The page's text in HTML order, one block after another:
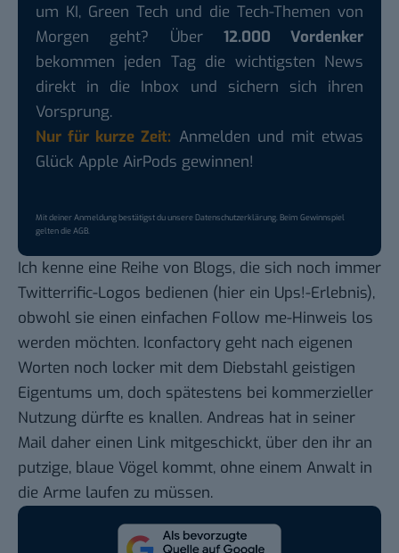
um KI, Green Tech und die Tech-Themen von
Morgen geht? Über 12.000 Vordenker
bekommen jeden Tag die wichtigsten News
direkt in die Inbox und sichern sich ihren
Vorsprung.
Nur für kurze Zeit: Anmelden und mit etwas
Glück Apple AirPods gewinnen!
Mit deiner Anmeldung bestätigst du unsereDatenschutzerklärung. Beim Gewinnspiel
gelten dieAGB.
Ich kenne eine Reihe von Blogs, die sich noch immer
Twitterrific-Logos bedienen (hier ein Ups!-Erlebnis),
obwohl sie einen einfachen Follow me-Hinweis los
werden möchten. Iconfactory geht nach eigenen
Worten noch locker mit dem Diebstahl geistigen
Eigentums um, doch spätestens bei kommerzieller
Nutzung dürfte es knallen. Andreas hat in seiner
Mail daher einen Link mitgeschickt, über den ihr an
putzige, blaue Vögel kommt, ohne einem Anwalt in
die Arme laufen zu müssen.